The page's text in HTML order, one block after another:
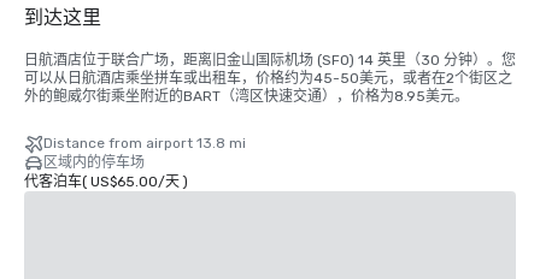
到达这里
日航酒店位于联合广场，距离旧金山国际机场 (SFO) 14 英里（30 分钟）。您
可以从日航酒店乘坐拼车或出租车，价格约为45-50美元，或者在2个街区之
外的鲍威尔街乘坐附近的BART（湾区快速交通），价格为8.95美元。
Distance from airport 13.8 mi
区域内的停车场
代客泊车( US$65.00/天)